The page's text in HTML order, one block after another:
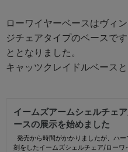
ローワイヤーベースはヴィ
ジチェアタイプのベースで
ととなりました。
キャッツクレイドルベースと